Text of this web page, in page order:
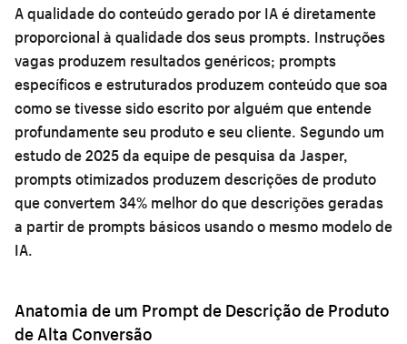
A qualidade do conteúdo gerado por IA é diretamente
proporcional à qualidade dos seus prompts. Instruções
vagas produzem resultados genéricos; prompts
específicos e estruturados produzem conteúdo que soa
como se tivesse sido escrito por alguém que entende
profundamente seu produto e seu cliente. Segundo um
estudo de 2025 da equipe de pesquisa da Jasper,
prompts otimizados produzem descrições de produto
que convertem 34% melhor do que descrições geradas
a partir de prompts básicos usando o mesmo modelo de
IA.
Anatomia de um Prompt de Descrição de Produto
de Alta Conversão